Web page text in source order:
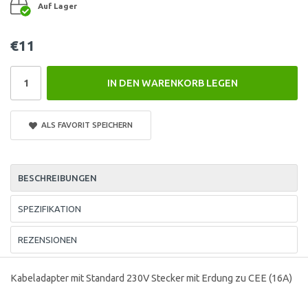
Auf Lager
€11
IN DEN WARENKORB LEGEN
ALS FAVORIT SPEICHERN
BESCHREIBUNGEN
SPEZIFIKATION
REZENSIONEN
Kabeladapter mit Standard 230V Stecker mit Erdung zu CEE (16A)